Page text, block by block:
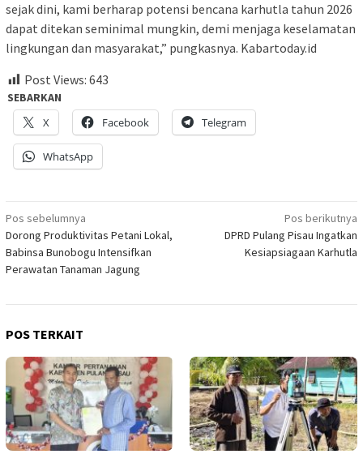
sejak dini, kami berharap potensi bencana karhutla tahun 2026
dapat ditekan seminimal mungkin, demi menjaga keselamatan
lingkungan dan masyarakat,” pungkasnya. Kabartoday.id
Post Views: 643
SEBARKAN
X
Facebook Telegram
WhatsApp
Navigasi
pos
Pos sebelumnya
Dorong Produktivitas Petani Lokal,
Babinsa Bunobogu Intensifkan
Perawatan Tanaman Jagung
Pos berikutnya
DPRD Pulang Pisau Ingatkan
Kesiapsiagaan Karhutla
POS TERKAIT